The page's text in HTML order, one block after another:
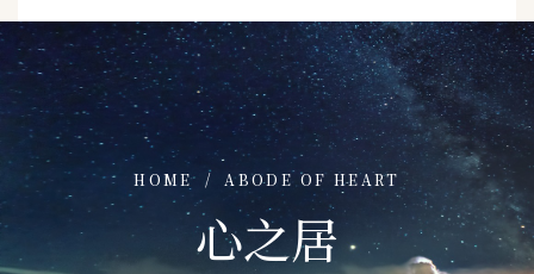
HOME ABODE OF HEART
心之居